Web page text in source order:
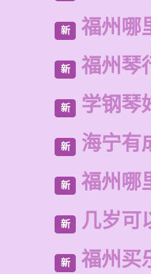
新 福州哪
新 福州琴
新 学钢琴
新 海宁有
新 福州哪
新 几岁可
新 福州买